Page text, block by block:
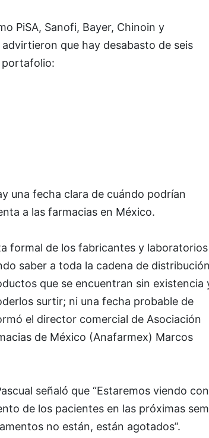
PiSA, Sanofi, Bayer, Chinoin y
advirtieron que hay desabasto de seis
portafolio:
una fecha clara de cuándo podrían
a las farmacias en México.
formal de los fabricantes y
saber a toda la cadena de
que se encuentran sin existencia
surtir; ni una fecha probable de
el director comercial de Asociación
de México (Anafarmex) Marcos
señaló que “Estaremos viendo con
de los pacientes en las próximas
no están, están agotados”.